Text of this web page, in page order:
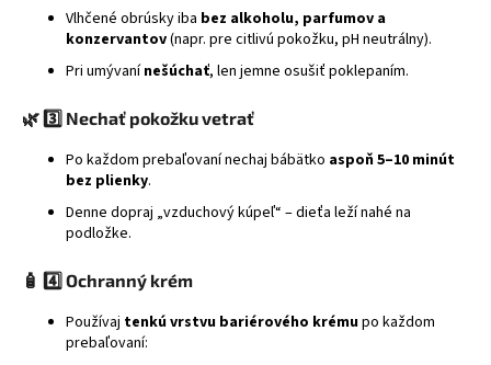
Vlhčené obrúsky iba bez alkoholu, parfumov a
konzervantov(napr. pre citlivú pokožku, pH neutrálny).
Pri umývanínešúchať, len jemne osušiť poklepaním.
🌿 3️⃣ Nechať pokožku vetrať
Po každom prebaľovaní nechaj bábätko aspoň 5–10 minút
bez plienky.
Denne dopraj „vzduchový kúpeľ“ – dieťa leží nahé na
podložke.
🧴 4️⃣ Ochranný krém
Používaj tenkú vrstvu bariérového krémupo každom
prebaľovaní: